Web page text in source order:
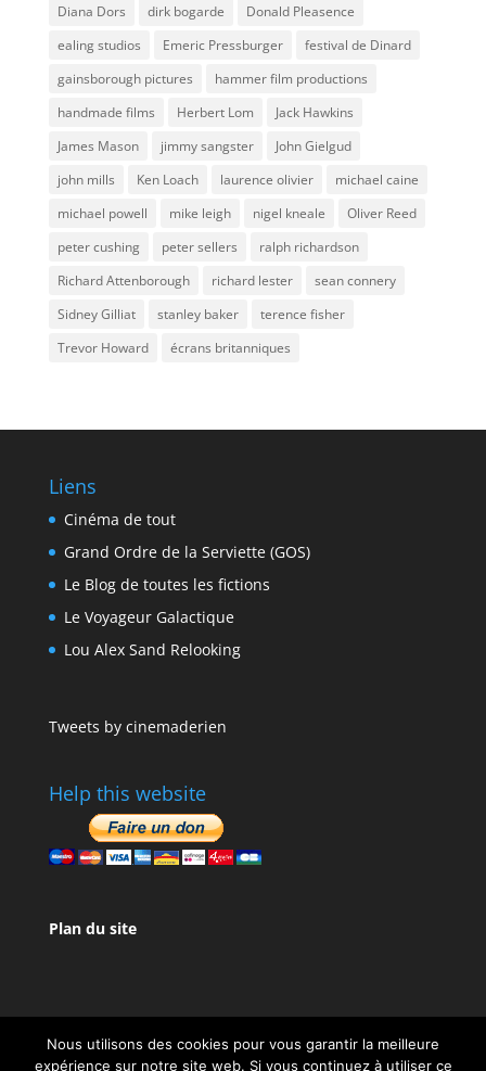
Diana Dors
dirk bogarde
Donald Pleasence
ealing studios
Emeric Pressburger
festival de Dinard
gainsborough pictures
hammer film productions
handmade films
Herbert Lom
Jack Hawkins
James Mason
jimmy sangster
John Gielgud
john mills
Ken Loach laurence olivier
michael caine
michael powell
mike leigh nigel kneale
Oliver Reed
peter cushing
peter sellers
ralph richardson
Richard Attenborough
richard lester
sean connery
Sidney Gilliat
stanley baker
terence fisher
Trevor Howard
écrans britanniques
Liens
Cinéma de tout
Grand Ordre de la Serviette (GOS)
Le Blog de toutes les fictions
Le Voyageur Galactique
Lou Alex Sand Relooking
Tweets by cinemaderien
Help this website
Plan du site
Nous utilisons des cookies pour vous garantir la meilleure
expérience sur notre site web. Si vous continuez à utiliser ce